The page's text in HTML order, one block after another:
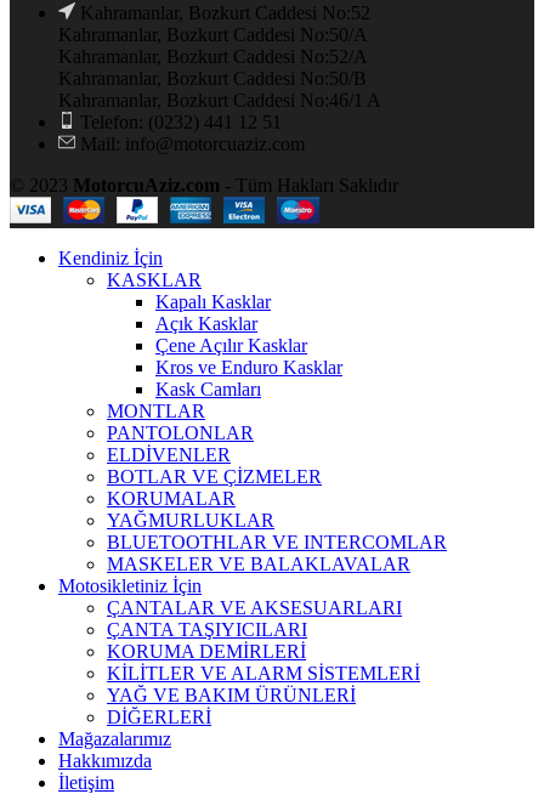
Kahramanlar, Bozkurt Caddesi No:52
Kahramanlar, Bozkurt Caddesi No:50/A
Kahramanlar, Bozkurt Caddesi No:52/A
Kahramanlar, Bozkurt Caddesi No:50/B
Kahramanlar, Bozkurt Caddesi No:46/1 A
Telefon: (0232) 441 12 51
Mail: info@motorcuaziz.com
© 2023 MotorcuAziz.com - Tüm Hakları Saklıdır
Kendiniz İçin
KASKLAR
Kapalı Kasklar
Açık Kasklar
Çene Açılır Kasklar
Kros ve Enduro Kasklar
Kask Camları
MONTLAR
PANTOLONLAR
ELDİVENLER
BOTLAR VE ÇİZMELER
KORUMALAR
YAĞMURLUKLAR
BLUETOOTHLAR VE INTERCOMLAR
MASKELER VE BALAKLAVALAR
Motosikletiniz İçin
ÇANTALAR VE AKSESUARLARI
ÇANTA TAŞIYICILARI
KORUMA DEMİRLERİ
KİLİTLER VE ALARM SİSTEMLERİ
YAĞ VE BAKIM ÜRÜNLERİ
DİĞERLERİ
Mağazalarımız
Hakkımızda
İletişim